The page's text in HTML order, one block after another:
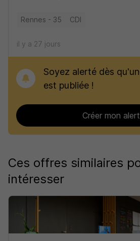
Rennes - 35 CDI
il y a 27 jours
Soyez alerté dès
est publiée !
Créer mon
Ces offres similaires
intéresser